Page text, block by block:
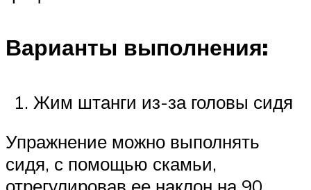
Варианты выполнения:
Жим штанги из-за головы сидя
Упражнение можно выполнять
сидя, с помощью скамьи,